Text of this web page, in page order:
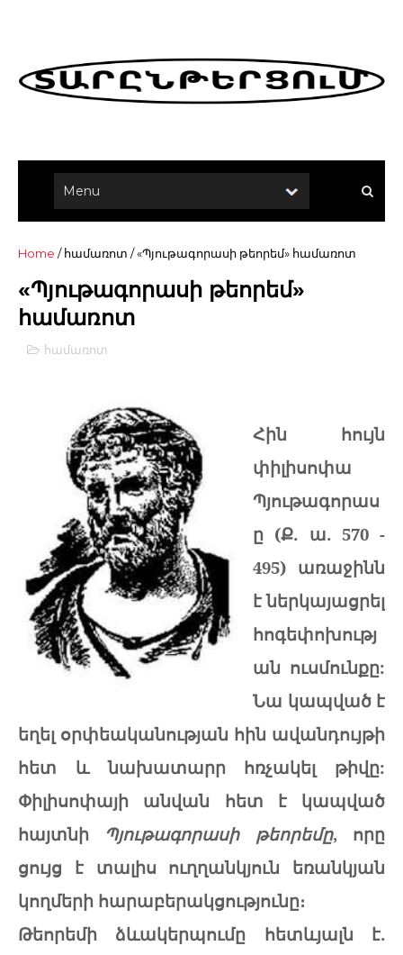
Home / համառոտ /«Պյութագորասի թեորեմ» համառոտ
«Պյութագորասի թեորեմ»
համառոտ
համառոտ
Հին հույն
փիլիսոփա
Պյութագորաս
ը (Ք. ա. 570 -
495) առաջինն
է ներկայացրել
հոգեփոխությ
ան ուսմունքը:
Նա կապված է
եղել օրփեականության հին ավանդույթի
հետ և նախատարր հռչակել թիվը:
Փիլիսոփայի անվան հետ է կապված
հայտնի Պյութագորասի թեորեմը, որը
ցույց է տալիս ուղղանկյուն եռանկյան
կողմերի հարաբերակցությունը։
Թեորեմի ձևակերպումը հետևյալն է.